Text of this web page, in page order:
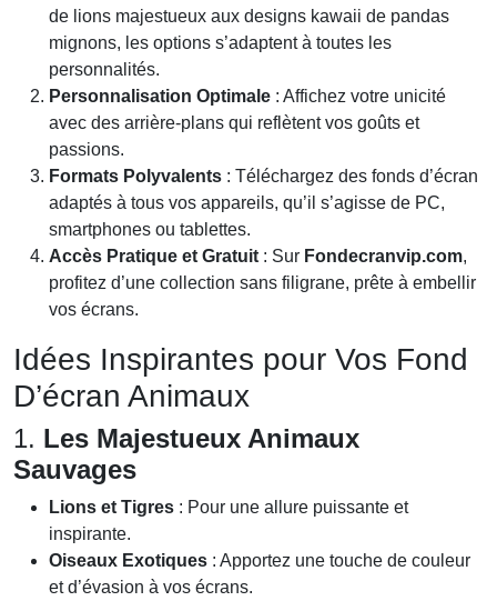
de lions majestueux aux designs kawaii de pandas
mignons, les options s’adaptent à toutes les
personnalités.
Personnalisation Optimale : Affichez votre unicité
avec des arrière-plans qui reflètent vos goûts et
passions.
Formats Polyvalents : Téléchargez des fonds d’écran
adaptés à tous vos appareils, qu’il s’agisse de PC,
smartphones ou tablettes.
Accès Pratique et Gratuit : Sur Fondecranvip.com,
profitez d’une collection sans filigrane, prête à embellir
vos écrans.
Idées Inspirantes pour Vos Fond
D’écran Animaux
1. Les Majestueux Animaux
Sauvages
Lions et Tigres : Pour une allure puissante et
inspirante.
Oiseaux Exotiques : Apportez une touche de couleur
et d’évasion à vos écrans.